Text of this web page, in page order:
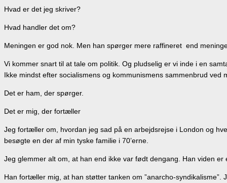
Hvad er det jeg skriver?
Hvad handler det om?
Meningen er god nok. Men han spørger mere raffineret end
Vi kommer snart til at tale om politik. Og pludselig er vi inde i en
Ikke mindst efter socialismens og kommunismens sammenbrud ved
Det er ham, der spørger.
Det er mig, der fortæller
Jeg fortæller om, hvordan jeg sad på en arbejdsrejse i London og
besøgte en der af min tyske familie i 70’erne.
Jeg glemmer alt om, at han end ikke var født dengang. Han viden
Han fortæller mig, at han støtter tanken om ”anarcho-